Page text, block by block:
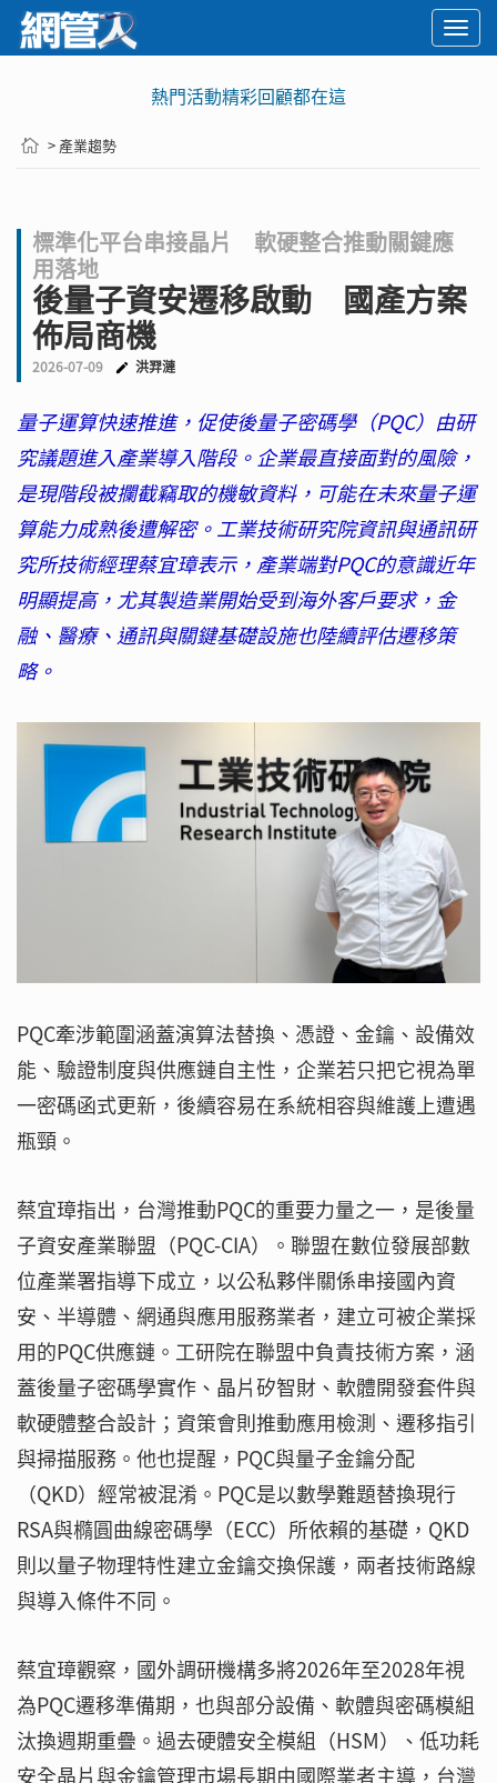
熱門活動精彩回顧都在這
> 產業趨勢
標準化平台串接晶片 軟硬整合推動關鍵應
用落地
後量子資安遷移啟動 國產方案
佈局商機
2026-07-09 洪羿漣
量子運算快速推進，促使後量子密碼學（PQC）由研
究議題進入產業導入階段。企業最直接面對的風險，
是現階段被攔截竊取的機敏資料，可能在未來量子運
算能力成熟後遭解密。工業技術研究院資訊與通訊研
究所技術經理蔡宜璋表示，產業端對PQC的意識近年
明顯提高，尤其製造業開始受到海外客戶要求，金
融、醫療、通訊與關鍵基礎設施也陸續評估遷移策
略。
PQC牽涉範圍涵蓋演算法替換、憑證、金鑰、設備效
能、驗證制度與供應鏈自主性，企業若只把它視為單
一密碼函式更新，後續容易在系統相容與維護上遭遇
瓶頸。
蔡宜璋指出，台灣推動PQC的重要力量之一，是後量
子資安產業聯盟（PQC-CIA）。聯盟在數位發展部數
位產業署指導下成立，以公私夥伴關係串接國內資
安、半導體、網通與應用服務業者，建立可被企業採
用的PQC供應鏈。工研院在聯盟中負責技術方案，涵
蓋後量子密碼學實作、晶片矽智財、軟體開發套件與
軟硬體整合設計；資策會則推動應用檢測、遷移指引
與掃描服務。他也提醒，PQC與量子金鑰分配
（QKD）經常被混淆。PQC是以數學難題替換現行
RSA與橢圓曲線密碼學（ECC）所依賴的基礎，QKD
則以量子物理特性建立金鑰交換保護，兩者技術路線
與導入條件不同。
蔡宜璋觀察，國外調研機構多將2026年至2028年視
為PQC遷移準備期，也與部分設備、軟體與密碼模組
汰換週期重疊。過去硬體安全模組（HSM）、低功耗
安全晶片與金鑰管理市場長期由國際業者主導，台灣